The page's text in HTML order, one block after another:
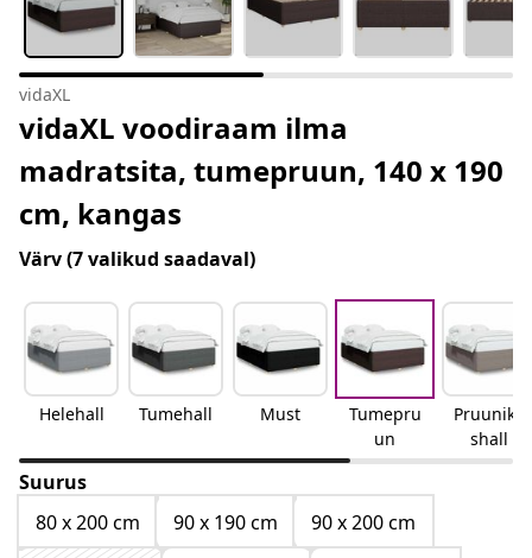
vidaXL
vidaXL voodiraam ilma
madratsita, tumepruun, 140 x 190
cm, kangas
Värv(7 valikud saadaval)
Helehall Tumehall Must
Tumepru
un
Pruunika
shall
Suurus
80 x 200 cm
90 x 190 cm
90 x 200 cm